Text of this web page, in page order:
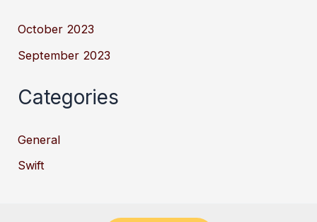
October 2023
September 2023
Categories
General
Swift